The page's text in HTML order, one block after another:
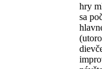
hry
sa